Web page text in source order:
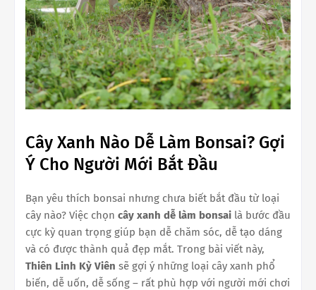
Cây Xanh Nào Dễ Làm Bonsai? Gợi
Ý Cho Người Mới Bắt Đầu
Bạn yêu thích bonsai nhưng chưa biết bắt đầu từ loại
cây nào? Việc chọn cây xanh dễ làm bonsai là bước đầu
cực kỳ quan trọng giúp bạn dễ chăm sóc, dễ tạo dáng
và có được thành quả đẹp mắt. Trong bài viết này,
Thiên Linh Kỳ Viên sẽ gợi ý những loại cây xanh phổ
biến, dễ uốn, dễ sống – rất phù hợp với người mới chơi